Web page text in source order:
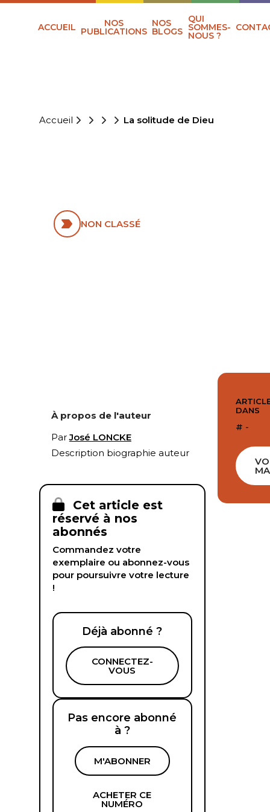
ACCUEIL NOS
PUBLICATIONS
NOS
BLOGS
QUI
SOMMES-
NOUS ?
Accueil La solitude de Dieu
NON CLASSÉ
À propos de l'auteur
ParJosé LONCKE
Description biographie auteur
Cet article est
réservé à nos
abonnés
Commandez votre
exemplaire ou abonnez-vous
pour poursuivre votre lecture
!
Déjà abonné ?
CONNECTEZ-
VOUS
Pas encore abonné
à ?
M'ABONNER
ACHETER CE
NUMÉRO
DANS
# -